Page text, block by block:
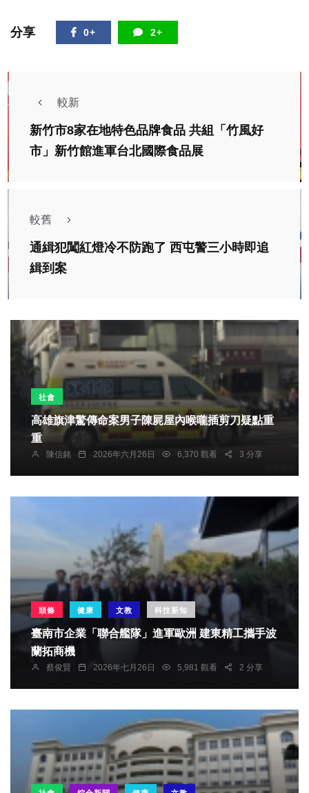
分享 0+ 2+
較新
新竹市8家在地特色品牌食品 共組「竹風好
市」新竹館進軍台北國際食品展
較舊
通緝犯闖紅燈冷不防跑了 西屯警三小時即追
緝到案
社會
高雄旗津驚傳命案男子陳屍屋內喉嚨插剪刀疑點重
重
陳信銘 2026年六月26日 6,370 觀看 3 分享
頭條 健康 文教 科技新知
臺南市企業「聯合艦隊」進軍歐洲 建東精工攜手波
蘭拓商機
蔡俊賢 2026年七月26日 5,981 觀看 2 分享